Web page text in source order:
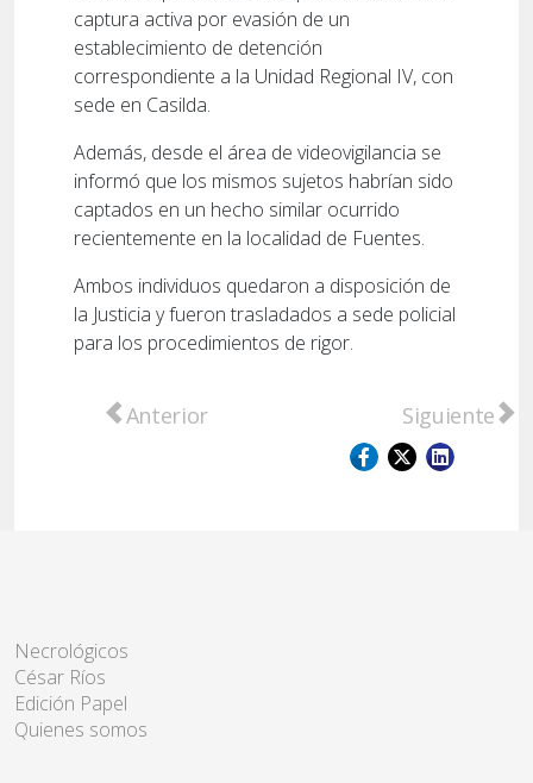
captura activa por evasión de un
establecimiento de detención
correspondiente a la Unidad Regional IV, con
sede en Casilda.
Además, desde el área de videovigilancia se
informó que los mismos sujetos habrían sido
captados en un hecho similar ocurrido
recientemente en la localidad de Fuentes.
Ambos individuos quedaron a disposición de
la Justicia y fueron trasladados a sede policial
para los procedimientos de rigor.
Artículo anterior: Condenaron a 13 años
Anterior Artículo
Siguiente
Necrológicos
César Ríos
Edición Papel
Quienes somos